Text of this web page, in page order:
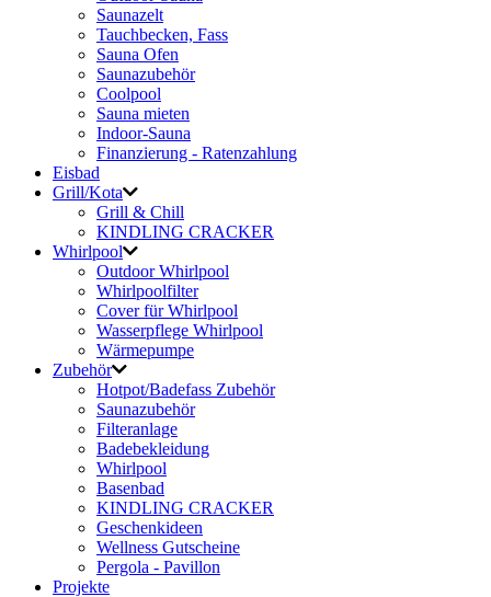
Saunazelt
Tauchbecken, Fass
Sauna Ofen
Saunazubehör
Coolpool
Sauna mieten
Indoor-Sauna
Finanzierung - Ratenzahlung
Eisbad
Grill/Kota
Grill & Chill
KINDLING CRACKER
Whirlpool
Outdoor Whirlpool
Whirlpoolfilter
Cover für Whirlpool
Wasserpflege Whirlpool
Wärmepumpe
Zubehör
Hotpot/Badefass Zubehör
Saunazubehör
Filteranlage
Badebekleidung
Whirlpool
Basenbad
KINDLING CRACKER
Geschenkideen
Wellness Gutscheine
Pergola - Pavillon
Projekte